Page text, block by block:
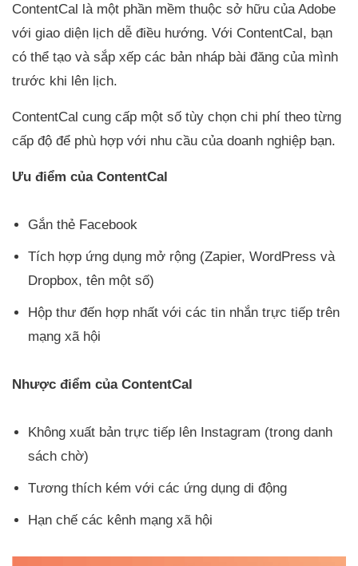
ContentCal là một phần mềm thuộc sở hữu của Adobe
với giao diện lịch dễ điều hướng. Với ContentCal, bạn
có thể tạo và sắp xếp các bản nháp bài đăng của mình
trước khi lên lịch.
ContentCal cung cấp một số tùy chọn chi phí theo từng
cấp độ để phù hợp với nhu cầu của doanh nghiệp bạn.
Ưu điểm của ContentCal
Gắn thẻ Facebook
Tích hợp ứng dụng mở rộng (Zapier, WordPress và
Dropbox, tên một số)
Hộp thư đến hợp nhất với các tin nhắn trực tiếp trên
mạng xã hội
Nhược điểm của ContentCal
Không xuất bản trực tiếp lên Instagram (trong danh
sách chờ)
Tương thích kém với các ứng dụng di động
Hạn chế các kênh mạng xã hội